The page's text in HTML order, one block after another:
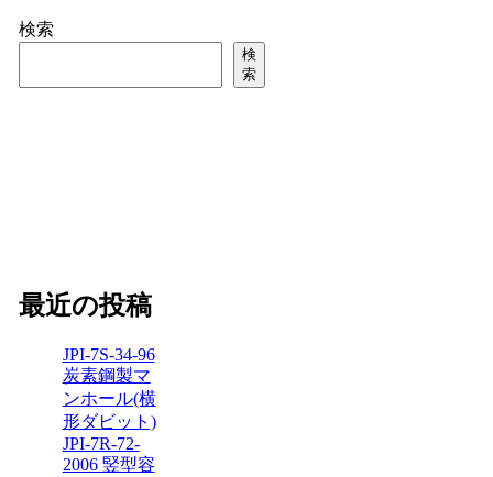
検索
検
索
最近の投稿
JPI-7S-34-96
炭素鋼製マ
ンホール(横
形ダビット)
JPI-7R-72-
2006 竪型容